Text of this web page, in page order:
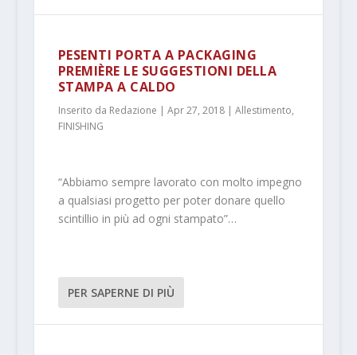
PESENTI PORTA A PACKAGING
PREMIÈRE LE SUGGESTIONI DELLA
STAMPA A CALDO
Inserito da Redazione | Apr 27, 2018| Allestimento,
FINISHING
“Abbiamo sempre lavorato con molto impegno
a qualsiasi progetto per poter donare quello
scintillio in più ad ogni stampato”…
PER SAPERNE DI PIÙ